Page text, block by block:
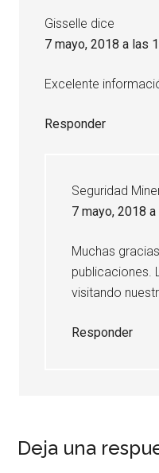
los
lectores
Gisselle dice
7 mayo, 2018 a las
Excelente
Responder
Seguridad
7 mayo, 2018
Muchas
publicaciones.
visitando
Responder
Deja una